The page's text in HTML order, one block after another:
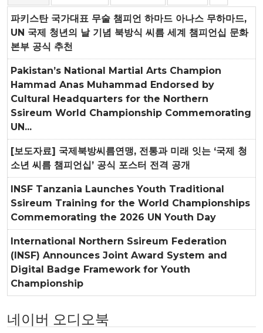
파키스탄 국가대표 무술 챔피언 하마드 아나스 무하마드,
UN 국제 청년의 날 기념 북방식 씨름 세계 챔피언십 문화
본부 공식 추천
Pakistan’s National Martial Arts Champion
Hammad Anas Muhammad Endorsed by
Cultural Headquarters for the Northern
Ssireum World Championship Commemorating
UN...
[보도자료] 국제북방씨름연맹, 전통과 미래 잇는 ‘국제 청
소년 씨름 챔피언십’ 공식 포스터 전격 공개
INSF Tanzania Launches Youth Traditional
Ssireum Training for the World Championships
Commemorating the 2026 UN Youth Day
International Northern Ssireum Federation
(INSF) Announces Joint Award System and
Digital Badge Framework for Youth
Championship
네이버 오디오북